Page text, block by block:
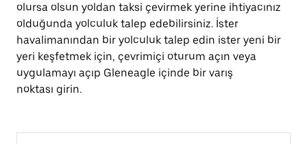
olursa olsun yoldan taksi çevirmek yerine ihtiyacınız
olduğunda yolculuk talep edebilirsiniz. İster
havalimanından bir yolculuk talep edin ister yeni bir
yeri keşfetmek için, çevrimiçi oturum açın veya
uygulamayı açıp Gleneagle içinde bir varış
noktası girin.